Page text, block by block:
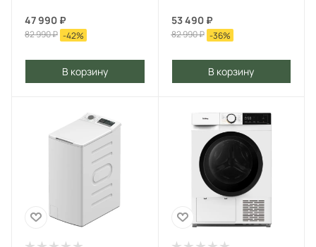
47 990 ₽
82 990₽ -42%
В корзину
53 490₽
82 990₽ -36%
В корзину